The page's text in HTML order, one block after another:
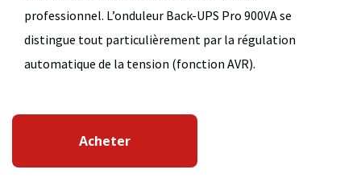
professionnel. L’onduleur Back-UPS Pro 900VA se
distingue tout particulièrement par la régulation
automatique de la tension (fonction AVR).
Acheter